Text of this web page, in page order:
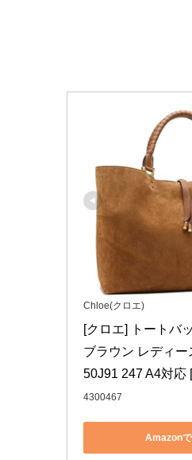
Chloe(クロエ)
[クロエ] トートバ
ブラウン レディ
50J91 247 A4対応
4300467
Amazon